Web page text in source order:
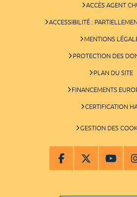
ACCÈS AGENT
ACCESSIBILITÉ :
MENTIONS
PROTECTION DES
PLAN DU SITE
FINANCEMENTS
CERTIFICATION
GESTION DES